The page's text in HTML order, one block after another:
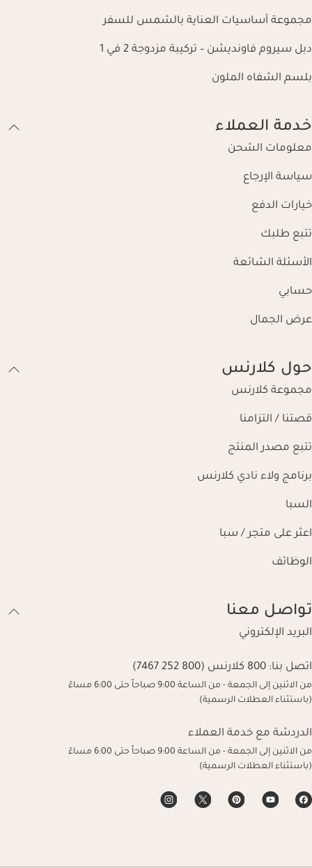
مجموعة أساسيات العناية بالشمس للسفر
دبل سيروم فاونديشن – تركيبة مزدوجة 2 في 1
بلسم الشفاه الملون
خدمة العملاء
معلومات الشحن
سياسة الإرجاع
خيارات الدفع
تتبع طلبك
الأسئلة الشائعة
حسابي
عرض الجمال
حول كلارنس
مجموعة كلارنس
قصتنا / التزامنا
تتبع مصدر المنتج
برنامج ولاء نادي كلارنس
السبا
اعثر على متجر / سبا
الوظائف
تواصل معنا
البريد الإلكتروني
اتصل بنا: 800 كلارنس (800 252 7467)
من الاثنين إلى الجمعة - من الساعة 9:00 صباحاً حتى 6:00 مساءً
(باستثناء العطلات الرسمية)
الدردشة مع خدمة العملاء
من الاثنين إلى الجمعة - من الساعة 9:00 صباحاً حتى 6:00 مساءً
(باستثناء العطلات الرسمية)